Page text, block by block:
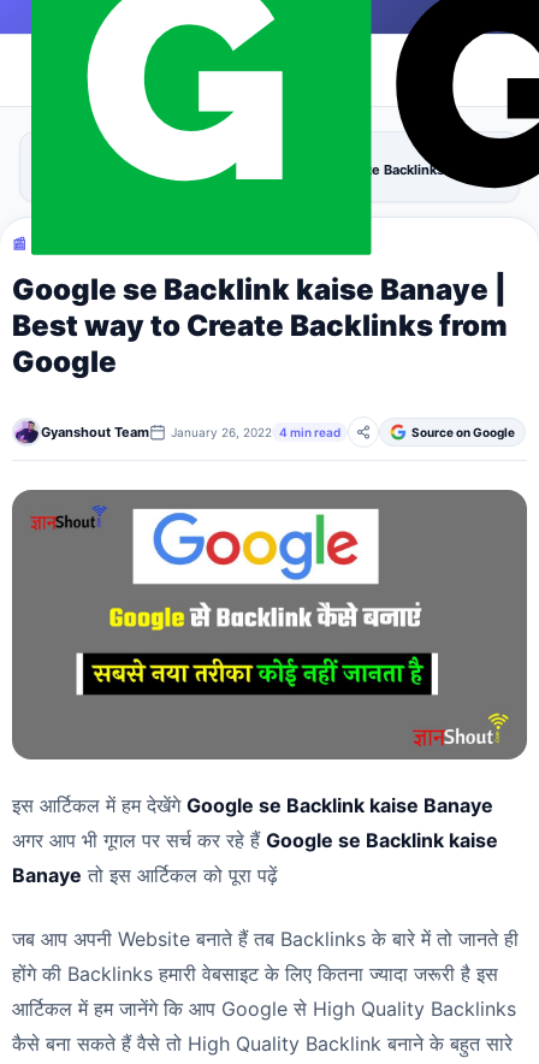
Skip to content |
Blogging
Google se Backlink kaise Banaye | Best way to Create Backlinks from
📰 BLOGGING
Google se Backlink kaise Banaye |
Best way to Create Backlinks from
Google
Gyanshout Team January 26, 2022 4 min read Source on Google
इस आर्टिकल में हम देखेंगे Google se Backlink kaise Banaye
अगर आप भी गूगल पर सर्च कर रहे हैं Google se Backlink kaise
Banaye तो इस आर्टिकल को पूरा पढ़ें
जब आप अपनी Website बनाते हैं तब Backlinks के बारे में तो जानते ही
होंगे की Backlinks हमारी वेबसाइट के लिए कितना ज्यादा जरूरी है इस
आर्टिकल में हम जानेंगे कि आप Google से High Quality Backlinks
कैसे बना सकते हैं वैसे तो High Quality Backlink बनाने के बहुत सारे